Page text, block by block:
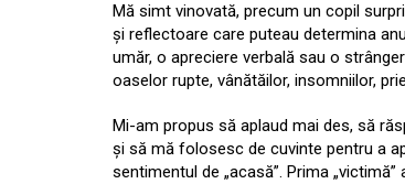
Mă simt vinovată, precum un copil
și reflectoare care puteau determina
umăr, o apreciere verbală sau o
oaselor rupte, vânătăilor, insomniilor,
Mi-am propus să aplaud mai des, să
și să mă folosesc de cuvinte pentru a
sentimentul de „acasă”. Prima